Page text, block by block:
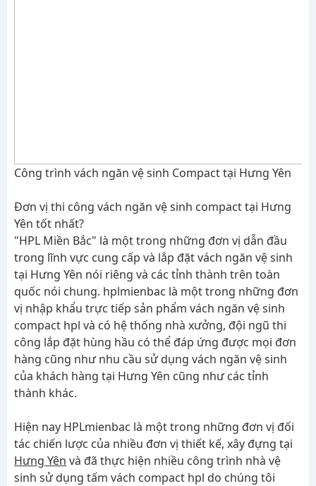
Công trình vách ngăn vệ sinh Compact tại Hưng Yên
Đơn vị thi công vách ngăn vệ sinh compact tại Hưng
Yên tốt nhất?
"HPL Miền Bắc" là một trong những đơn vị dẫn đầu
trong lĩnh vực cung cấp và lắp đặt vách ngăn vệ sinh
tại Hưng Yên nói riêng và các tỉnh thành trên toàn
quốc nói chung. hplmienbac là một trong những đơn
vị nhập khẩu trực tiếp sản phẩm vách ngăn vệ sinh
compact hpl và có hệ thống nhà xưởng, đội ngũ thi
công lắp đặt hùng hầu có thể đáp ứng được mọi đơn
hàng cũng như nhu cầu sử dụng vách ngăn vệ sinh
của khách hàng tại Hưng Yên cũng như các tỉnh
thành khác.
Hiện nay HPLmienbac là một trong những đơn vị đối
tác chiến lược của nhiều đơn vị thiết kế, xây đựng tại
Hưng Yên và đã thực hiện nhiều công trình nhà vệ
sinh sử dụng tấm vách compact hpl do chúng tôi